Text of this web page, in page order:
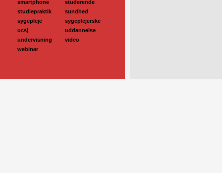
smartphone
studerende
studiepraktik
sundhed
sygepleje
sygeplejerske
ucsj
uddannelse
undervisning
video
webinar